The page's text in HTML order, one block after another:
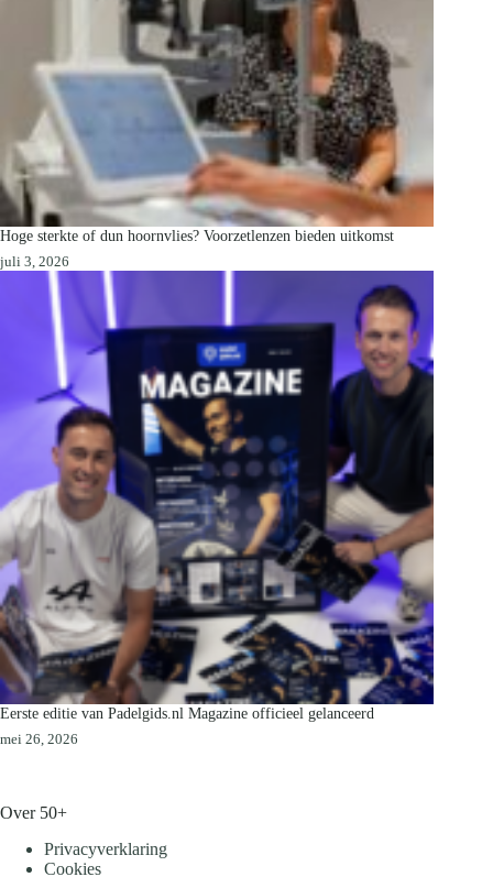
Hoge sterkte of dun hoornvlies? Voorzetlenzen bieden uitkomst
juli 3, 2026
Eerste editie van Padelgids.nl Magazine officieel gelanceerd
mei 26, 2026
Over 50+
Privacyverklaring
Cookies